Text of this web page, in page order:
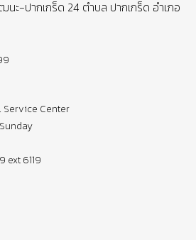
ะ-ปากเกร็ด 24 ตำบล ปากเกร็ด อำเภอ
Center
ext 6119